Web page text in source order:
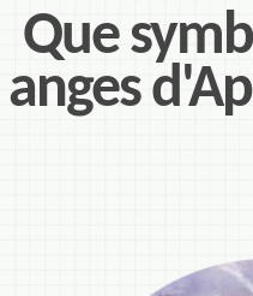
Que
anges